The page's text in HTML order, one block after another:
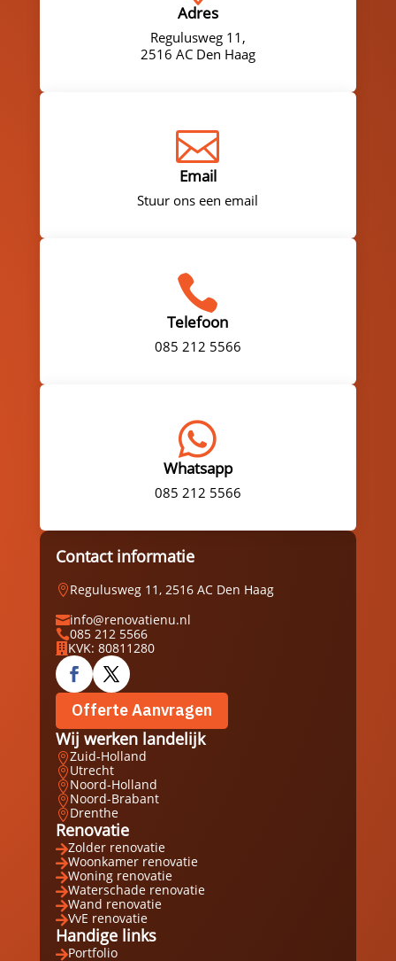
Adres
Regulusweg 11,
2516 AC Den Haag

Email
Stuur ons een email

Telefoon
085 212 5566

Whatsapp
085 212 5566
Contact informatie
Regulusweg 11, 2516 AC Den Haag
info@renovatienu.nl
085 212 5566
 KVK: 80811280
Offerte Aanvragen
Wij werken landelijk
Zuid-Holland
Utrecht
Noord-Holland
Noord-Brabant
Drenthe
Renovatie
Zolder renovatie
Woonkamer renovatie
Woning renovatie
Waterschade renovatie
Wand renovatie
VvE renovatie
Handige links
Portfolio